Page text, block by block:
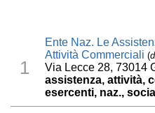
1
Ente Naz. Le
Attività Commerciali (
Via Lecce 28, 73014
assistenza, attività,
esercenti, naz.,